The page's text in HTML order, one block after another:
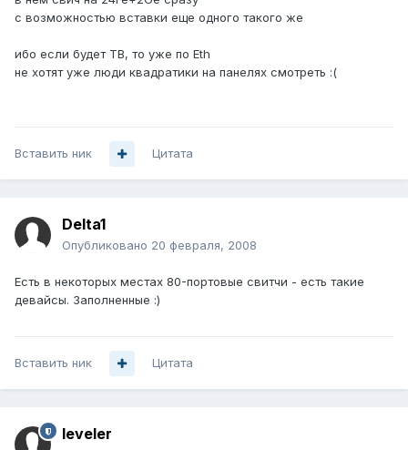
с возможностью вставки еще одного такого же
ибо если будет ТВ, то уже по Eth
не хотят уже люди квадратики на панелях смотреть :(
Вставить ник Цитата
Delta1
Опубликовано 20 февраля, 2008
Есть в некоторых местах 80-портовые свитчи - есть такие
девайсы. Заполненные :)
Вставить ник Цитата
leveler